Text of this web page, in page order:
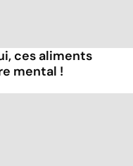
ces aliments
mental !